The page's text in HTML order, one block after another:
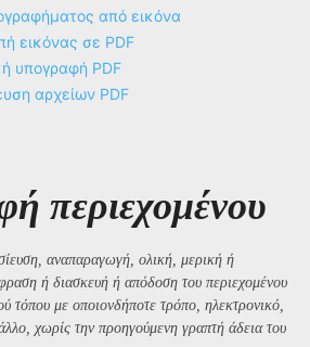
από εικόνα
εικόνας σε PDF
υπογραφή PDF
αρχείων PDF
περιεχομένου
αναπαραγωγή, ολική, μερική ή
ή διασκευή ή απόδοση του περιεχομένου
τόπου με οποιονδήποτε τρόπο, ηλεκτρονικό,
χωρίς την προηγούμενη γραπτή άδεια του